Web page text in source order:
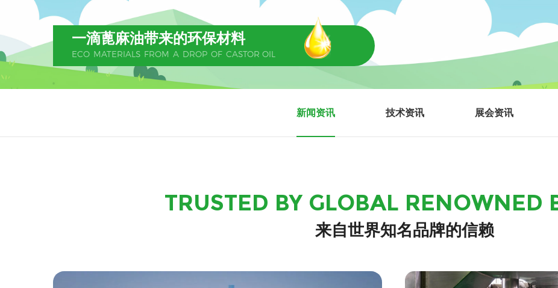
一滴蓖麻油带来的环保材料
ECO MATERIALS FROM A DROP OF CASTOR OIL
新闻资讯 技术资讯 展会资讯
TRUSTED BY GLOBAL RENOWNED
来自世界知名品牌的信赖